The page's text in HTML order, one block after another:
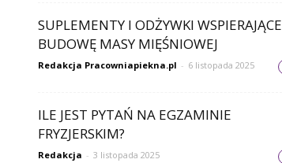
SUPLEMENTY I ODŻYWKI WSPIERAJĄCE
BUDOWĘ MASY MIĘŚNIOWEJ
Redakcja Pracowniapiekna.pl - 6 listopada 2025
ILE JEST PYTAŃ NA EGZAMINIE
FRYZJERSKIM?
Redakcja - 3 listopada 2025